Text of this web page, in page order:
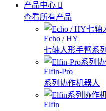
产品中心
查看所有产品
Echo / HY
七轴人形手臂系列
Elfin-Pro
系列协作机器人
Elfin